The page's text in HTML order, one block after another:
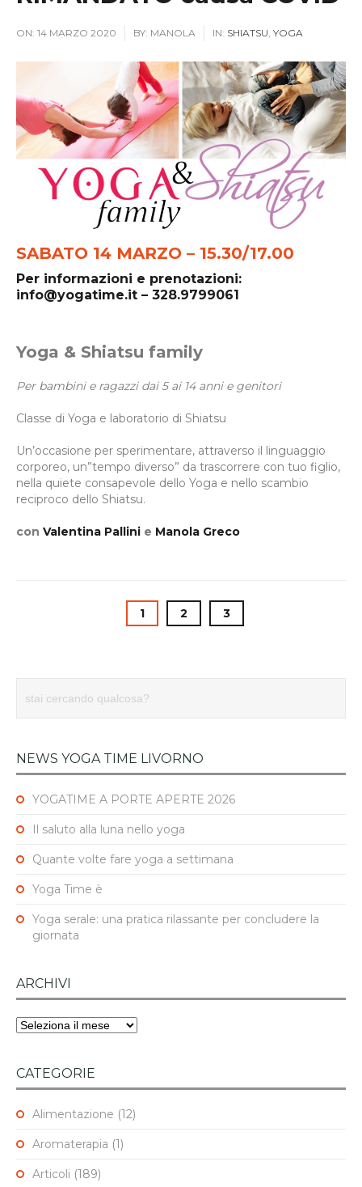
ON: 14 MARZO 2020 BY: MANOLA IN: SHIATSU YOGA
SABATO 14 MARZO – 15.30/17.00
Per informazioni e prenotazioni:
info@yogatime.it – 328.9799061
Yoga & Shiatsu family
Per bambini e ragazzi dai 5 ai 14 anni e genitori
Classe di Yoga e laboratorio di Shiatsu
Un’occasione per sperimentare, attraverso il linguaggio
corporeo, un”tempo diverso” da trascorrere con tuo figlio,
nella quiete consapevole dello Yoga e nello scambio
reciproco dello Shiatsu.
con Valentina Pallini e Manola Greco
1 2 3
NEWS YOGA TIME LIVORNO
YOGATIME A PORTE APERTE 2026
Il saluto alla luna nello yoga
Quante volte fare yoga a settimana
Yoga Time è
Yoga serale: una pratica rilassante per concludere la
giornata
ARCHIVI
Archivi
CATEGORIE
Alimentazione (12)
Aromaterapia (1)
Articoli (189)